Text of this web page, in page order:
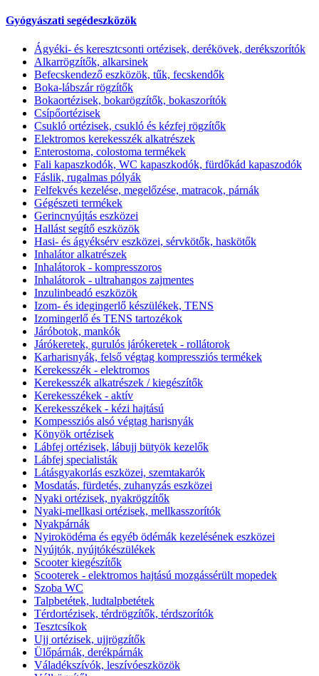
Gyógyászati segédeszközök
Ágyéki- és keresztcsonti ortézisek, derékövek, derékszorítók
Alkarrögzítők, alkarsinek
Befecskendező eszközök, tűk, fecskendők
Boka-lábszár rögzítők
Bokaortézisek, bokarögzítők, bokaszorítók
Csípőortézisek
Csukló ortézisek, csukló és kézfej rögzítők
Elektromos kerekesszék alkatrészek
Enterostoma, colostoma termékek
Fali kapaszkodók, WC kapaszkodók, fürdőkád kapaszodók
Fáslik, rugalmas pólyák
Felfekvés kezelése, megelőzése, matracok, párnák
Gégészeti termékek
Gerincnyújtás eszközei
Hallást segítő eszközök
Hasi- és ágyéksérv eszközei, sérvkötők, haskötők
Inhalátor alkatrészek
Inhalátorok - kompresszoros
Inhalátorok - ultrahangos zajmentes
Inzulinbeadó eszközök
Izom- és idegingerlő készülékek, TENS
Izomingerlő és TENS tartozékok
Járóbotok, mankók
Járókeretek, gurulós járókeretek - rollátorok
Karharisnyák, felső végtag kompressziós termékek
Kerekesszék - elektromos
Kerekesszék alkatrészek / kiegészítők
Kerekesszékek - aktív
Kerekesszékek - kézi hajtású
Kompessziós alsó végtag harisnyák
Könyök ortézisek
Lábfej ortézisek, lábujj bütyök kezelők
Lábfej specialisták
Látásgyakorlás eszközei, szemtakarók
Mosdatás, fürdetés, zuhanyzás eszközei
Nyaki ortézisek, nyakrögzítők
Nyaki-mellkasi ortézisek, mellkasszorítók
Nyakpárnák
Nyiroködéma és egyéb ödémák kezelésének eszközei
Nyújtók, nyújtókészülékek
Scooter kiegészítők
Scooterek - elektromos hajtású mozgássérült mopedek
Szoba WC
Talpbetétek, ludtalpbetétek
Térdortézisek, térdrögzítők, térdszorítók
Tesztcsíkok
Ujj ortézisek, ujjrögzítők
Ülőpárnák, derékpárnák
Váladékszívók, leszívóeszközök